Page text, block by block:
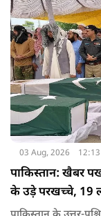
03 Aug, 2026
पाकिस्तान: खैबर
के उड़े परखच्चे, 19